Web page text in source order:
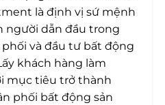
là định vị sứ mệnh
người dẫn đầu trong
và đầu tư bất động
khách hàng làm
mục tiêu trở thành
phối bất động sản